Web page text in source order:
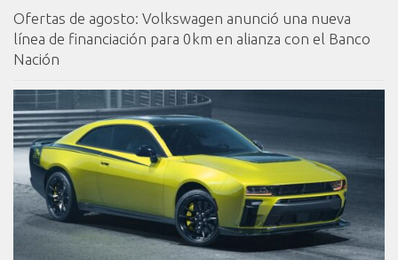
Ofertas de agosto: Volkswagen anunció una nueva
línea de financiación para 0km en alianza con el Banco
Nación